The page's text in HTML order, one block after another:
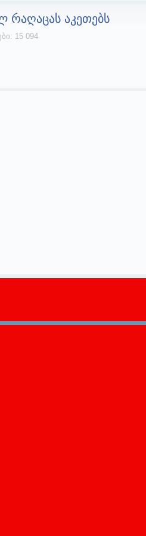
რაღაცას აკეთებს
15 094